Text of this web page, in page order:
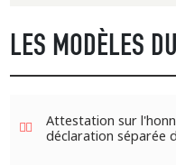
LES MODÈLES
Attestation sur
déclaration séparée